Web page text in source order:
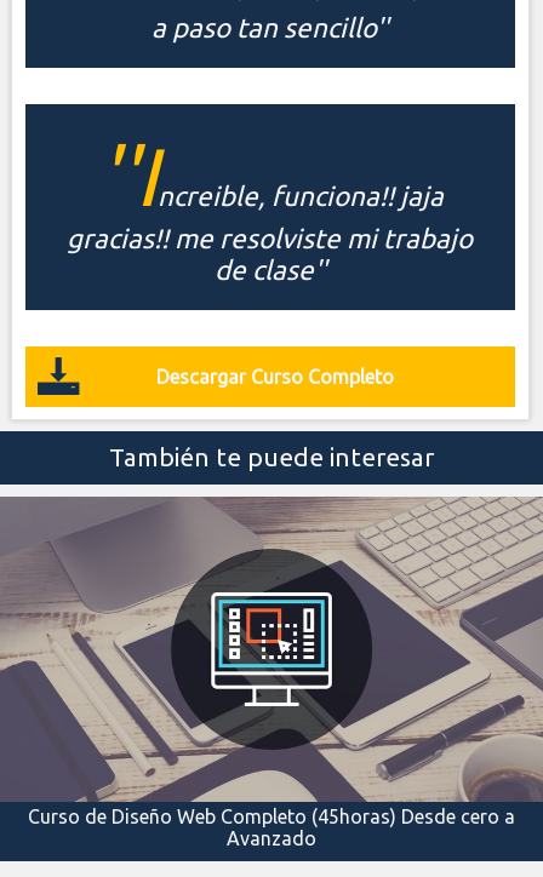
a paso tan sencillo''
''Increible, funciona!! jaja
gracias!! me resolviste mi trabajo
de clase''
Descargar Curso Completo
También te puede interesar
Curso de Diseño Web Completo (45horas) Desde cero a
Avanzado